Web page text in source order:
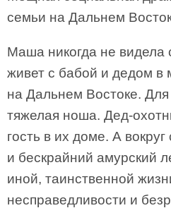
семьи на Дальнем
Маша никогда не видела
живет с бабой и дедом в
на Дальнем Востоке.
тяжелая ноша. Дед-
гость в их доме. А
и бескрайний амурский
иной, таинственной
несправедливости и